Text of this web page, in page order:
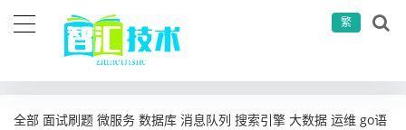
繁
全部 面试刷题 微服务 数据库 消息队列 搜索引擎 大数据 运维 go语